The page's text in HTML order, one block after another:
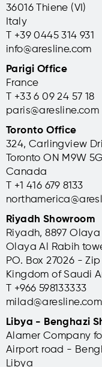
36016 Thiene (VI)
Italy
T +39 0445 314 931
info@aresline.com
Parigi Office
France
T +33 6 09 24 57 18
paris@aresline.com
Toronto Office
324, Carlingview
Toronto ON M9W
Canada
T +1 416 679 8133
Riyadh Showroom
Riyadh, 8897
Olaya Al Rabih
PO. Box 27026 - Zip
Kingdom of Saudi
T +966 598133333
milad@aresline.com
Libya - Benghazi
Alamer Company
Airport road -
Libya